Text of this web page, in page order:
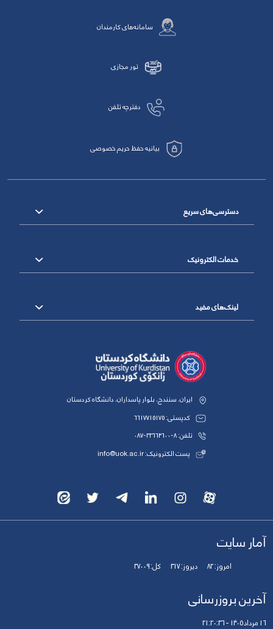
سامانه‌های کارمندان
تور مجازی
دفترچه تلفن
بیانیه حفظ حریم خصوصی
دسترسی‌های سریع
خدمات الکترونیک
لینک‌های مفید
ایران، سنندج، بلوار پاسداران، دانشگاه کردستان
کدپستی: 6617715175
تلفن: 8-33664600-087
پست الکترونیک: info@uok.ac.ir
آمار سایت
امروز:82 دیروز:317 کل:37009
آخرین بروزرسانی
16 مرداد 1405 - 21:20:36